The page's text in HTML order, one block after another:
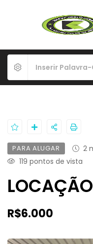
PARA ALUGAR
2
119 pontos de vista
R$6.000